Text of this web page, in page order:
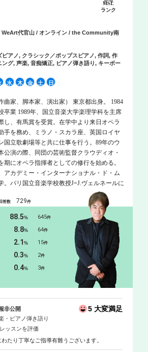
MSL
ランク
WeArt代官山 / オンライン / the Community南
ピアノ, クラシック／ポップスピアノ, 作詞, 作
ング, 声楽, 音痴矯正, ピアノ弾き語り, キーボー
水 木 金 土 日
曲家、脚本家、演出家） 東京都出身。 1984
卒業 1989年、国立音楽大学楽理学科を主席
し、有馬賞を受賞。在学中より来日オペラ
手を務め、ミラノ・スカラ座、英国ロイヤ
国立歌劇場等と共に仕事を行う。89年のウ
公演の際、同団の芸術監督クラウディオ・
期にオペラ指揮者としての修行を始める。
アカデミー・インターナショナル・ド・ム
。パリ国立音楽学校教授J=J.ヴェルネールに
国立オペラ・ド・ナンシーの音楽監督J.カル
オペラ劇場に於ける指揮活動を師事する。
イヤル・バレエ・コヴェント・ガーデンの
スにバレエ音楽指揮法を師事し、幅広く舞
1989年に一般への舞台活動の普及と日本音
マに＜国立オペラ・カンパニー 青いサカ
まで同団の芸術監督、主席指揮者を務めて
曲としては、『銀河鉄道』(94年)から『オ
)までに22作のオリジナル歌劇を発表してい
こんな満開の桜の樹の下で』(03年；東京文
京文化会館委嘱作品として、江戸開府400年
れた。 指揮者としては青いサカナ団専属管
poisson bleu＞を率いて幅広い舞台公演を行っ
くるみ割り人形』(97年)で仙台フィルハーモ
答数 729件
88.5% 645件
8.8% 64件
2.1% 15件
0.3% 2件
0.4% 3件
非公開 5 大変満足
・ピアノ弾き語り
ッスンを評価
たり丁寧なご指導有難うございます。